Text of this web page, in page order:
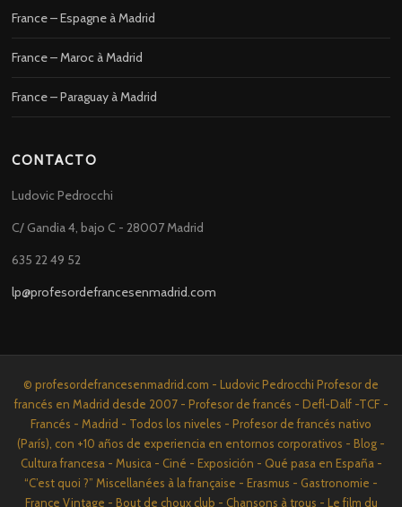
France – Espagne à Madrid
France – Maroc à Madrid
France – Paraguay à Madrid
CONTACTO
Ludovic Pedrocchi
C/ Gandia 4, bajo C - 28007 Madrid
635 22 49 52
lp@profesordefrancesenmadrid.com
© profesordefrancesenmadrid.com - Ludovic Pedrocchi Profesor de
francés en Madrid desde 2007 - Profesor de francés - Defl-Dalf -TCF -
Francés - Madrid - Todos los niveles - Profesor de francés nativo
(París), con +10 años de experiencia en entornos corporativos - Blog -
Cultura francesa - Musica - Ciné - Exposición - Qué pasa en España -
“C’est quoi ?” Miscellanées à la française - Erasmus - Gastronomie -
France Vintage - Bout de choux club - Chansons à trous - Le film du